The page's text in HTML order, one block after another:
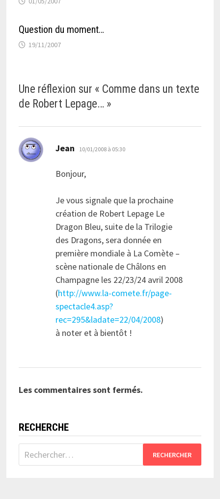
Question du moment…
19/11/2007
Une réflexion sur « Comme dans un texte
de Robert Lepage… »
Jean dit :
10/01/2008 à 05:30
Bonjour,
Je vous signale que la prochaine
création de Robert Lepage Le
Dragon Bleu, suite de la Trilogie
des Dragons, sera donnée en
première mondiale à La Comète –
scène nationale de Châlons en
Champagne les 22/23/24 avril 2008
(http://www.la-comete.fr/page-
spectacle4.asp?
rec=295&ladate=22/04/2008)
à noter et à bientôt !
Les commentaires sont fermés.
RECHERCHE
Rechercher :